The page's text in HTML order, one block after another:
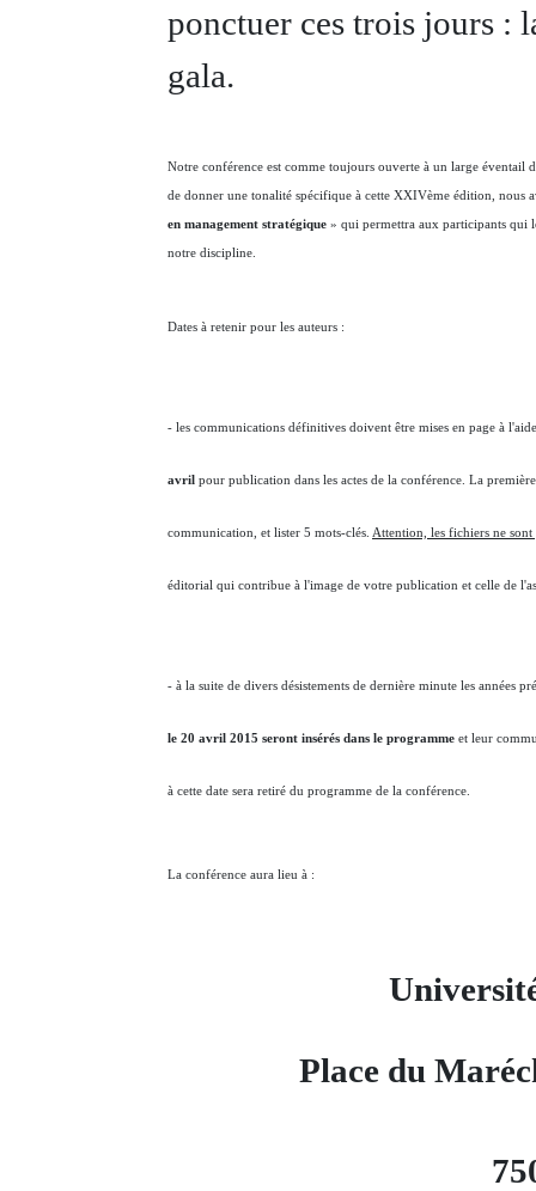
ponctuer ces trois jours :
gala.
Notre conférence est comme toujours ouverte à un large éventail
de donner une tonalité spécifique à cette XXIVème édition, nous
en management stratégique » qui permettra aux participants qui
notre discipline.
Dates à retenir pour les auteurs :
- les communications définitives doivent être mises en page à
avril pour publication dans les actes de la conférence. La
communication, et lister 5 mots-clés. Attention, les fichiers ne
éditorial qui contribue à l'image de votre publication et celle de
- à la suite de divers désistements de dernière minute les années
le 20 avril 2015 seront insérés dans le programme et leur
à cette date sera retiré du programme de la conférence.
La conférence aura lieu à :
Place du